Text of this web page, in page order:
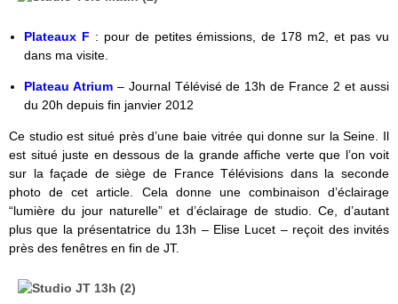
Plateaux F : pour de petites émissions, de 178 m2, et pas vu
dans ma visite.
Plateau Atrium – Journal Télévisé de 13h de France 2 et aussi
du 20h depuis fin janvier 2012
Ce studio est situé près d’une baie vitrée qui donne sur la Seine. Il
est situé juste en dessous de la grande affiche verte que l’on voit
sur la façade de siège de France Télévisions dans la seconde
photo de cet article. Cela donne une combinaison d’éclairage
“lumière du jour naturelle” et d’éclairage de studio. Ce, d’autant
plus que la présentatrice du 13h – Elise Lucet – reçoit des invités
près des fenêtres en fin de JT.